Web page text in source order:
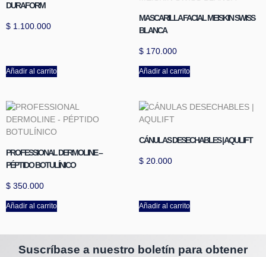
DURAFORM
$ 1.100.000
Añadir al carrito
MASCARILLA FACIAL MEISKIN SWISS
BLANCA
$ 170.000
Añadir al carrito
PROFESSIONAL DERMOLINE –
PÉPTIDO BOTULÍNICO
$ 350.000
Añadir al carrito
CÁNULAS DESECHABLES | AQULIFT
$ 20.000
Añadir al carrito
Suscríbase a nuestro boletín para obtener